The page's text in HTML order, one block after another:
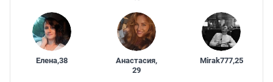
Елена,38 Анастасия,
29
Mirak777,25